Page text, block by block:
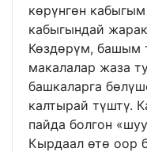
көрүнгөн
кабыгындай
Көздөрүм, башым
макалалар жаза
башкаларга
калтырай түштү.
пайда болгон
Кырдаал өтө оор